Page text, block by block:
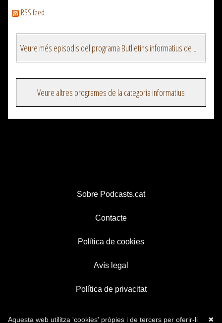
RSS feed
Veure més episodis del programa Butlletins informatius de La Xarxa
Veure altres programes de la categoria informatius
Sobre Podcasts.cat
Contacte
Política de cookies
Avís legal
Política de privacitat
✖
Aquesta web utilitza 'cookies' pròpies i de tercers per oferir-li